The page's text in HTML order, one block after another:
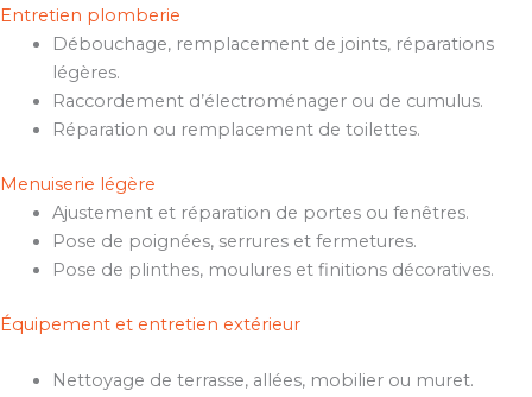
Entretien plomberie
Débouchage, remplacement de joints, réparations
légères.
Raccordement d’électroménager ou de cumulus.
Réparation ou remplacement de toilettes.
Menuiserie légère
Ajustement et réparation de portes ou fenêtres.
Pose de poignées, serrures et fermetures.
Pose de plinthes, moulures et finitions décoratives.
Équipement et entretien extérieur
Nettoyage de terrasse, allées, mobilier ou muret.